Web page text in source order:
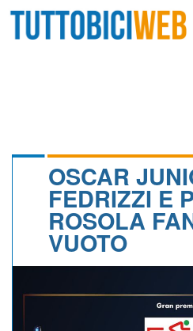
CALENDARIO
OSCAR
FEDRIZZI E
ROSOLA
VUOTO